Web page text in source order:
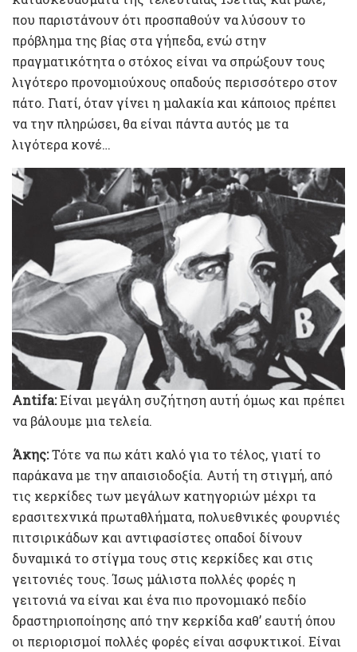
που παριστάνουν ότι προσπαθούν να λύσουν το
πρόβλημα της βίας στα γήπεδα, ενώ στην
πραγματικότητα ο στόχος είναι να σπρώξουν τους
λιγότερο προνομιούχους οπαδούς περισσότερο στον
πάτο. Γιατί, όταν γίνει η μαλακία και κάποιος πρέπει
να την πληρώσει, θα είναι πάντα αυτός με τα
λιγότερα κονέ…
Antifa:Είναι μεγάλη συζήτηση αυτή όμως και πρέπει
να βάλουμε μια τελεία.
Άκης:Τότε να πω κάτι καλό για το τέλος, γιατί το
παράκανα με την απαισιοδοξία. Αυτή τη στιγμή, από
τις κερκίδες των μεγάλων κατηγοριών μέχρι τα
ερασιτεχνικά πρωταθλήματα, πολυεθνικές φουρνιές
πιτσιρικάδων και αντιφασίστες οπαδοί δίνουν
δυναμικά το στίγμα τους στις κερκίδες και στις
γειτονιές τους. Ίσως μάλιστα πολλές φορές η
γειτονιά να είναι και ένα πιο προνομιακό πεδίο
δραστηριοποίησης από την κερκίδα καθ’ εαυτή όπου
οι περιορισμοί πολλές φορές είναι ασφυκτικοί. Είναι